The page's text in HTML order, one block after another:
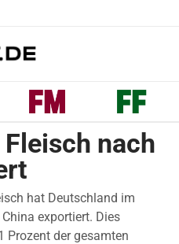
nach
hat Deutschland im
exportiert. Dies
Prozent der gesamten